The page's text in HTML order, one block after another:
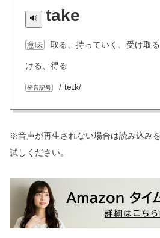
take
意味 取る、持っていく、受け取
ける、得る
発音記号 /ˈteɪk/
※音声が再生されない場合は読み込み
試しください。